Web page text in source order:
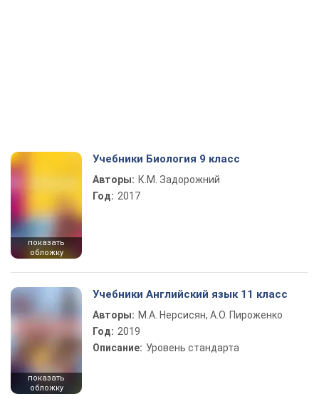
показать
обложку
Учебники Биология 9 класс
Авторы: К.М. Задорожний
Год: 2017
показать
обложку
Учебники Английский язык 11 класс
Авторы: М.А. Нерсисян, А.О. Пироженко
Год: 2019
Описание: Уровень стандарта